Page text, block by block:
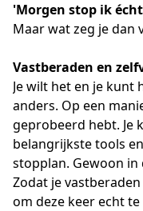
'Morgen stop ik
Maar wat zeg je dan
Vastberaden en
Je wilt het en je kunt
anders. Op een
geprobeerd hebt. Je
belangrijkste tools
stopplan. Gewoon in
Zodat je
om deze keer echt